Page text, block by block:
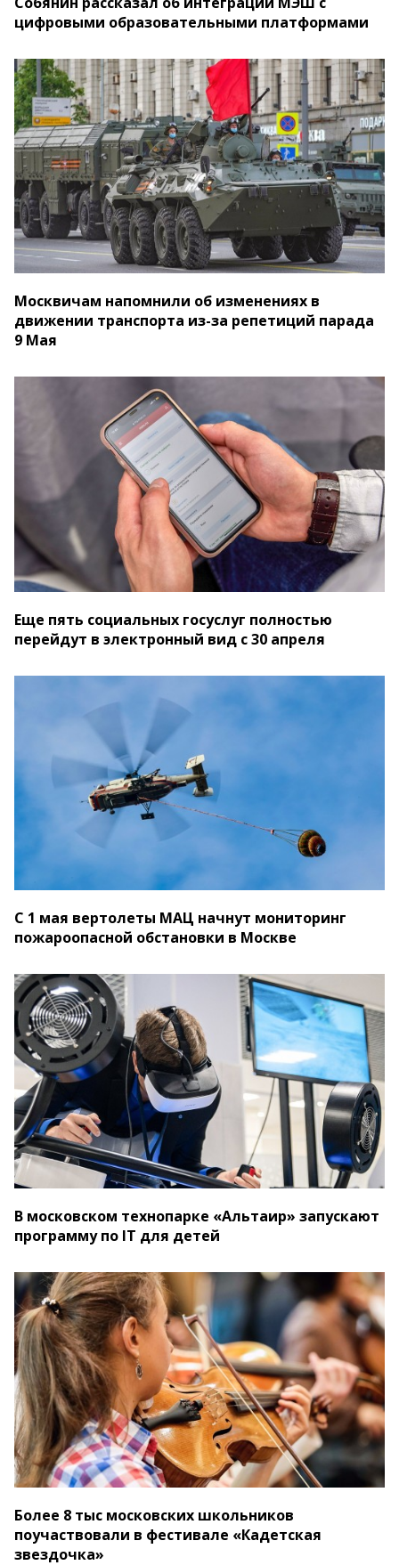
цифровыми образовательными платформами
Москвичам напомнили об изменениях в
движении транспорта из-за репетиций парада
9 Мая
Еще пять социальных госуслуг полностью
перейдут в электронный вид с 30 апреля
С 1 мая вертолеты МАЦ начнут мониторинг
пожароопасной обстановки в Москве
В московском технопарке «Альтаир» запускают
программу по IT для детей
Более 8 тыс московских школьников
поучаствовали в фестивале «Кадетская
звездочка»